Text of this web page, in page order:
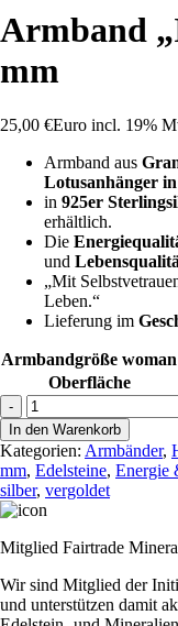
Armband
mm
25,00 €Euro incl. 19%
Armband aus
Lotusanhänger
in 925er
erhältlich.
Die
und
„Mit
Leben.“
Lieferung im
Armbandgröße woman
Oberfläche
-
Armband
"I
am"
(Granat)
4
mm
Menge
In den Warenkorb
Kategorien: Armbänder,
mm, Edelsteine, Energie
silber, vergoldet
Mitglied Fairtrade
Wir sind Mitglied der
und unterstützen damit